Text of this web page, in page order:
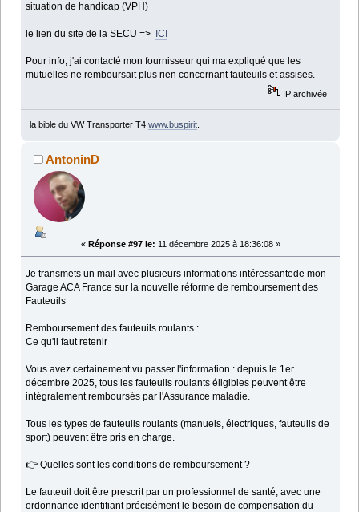
situation de handicap (VPH)
le lien du site de la SECU => ICI
Pour info, j'ai contacté mon fournisseur qui ma expliqué que les
mutuelles ne remboursait plus rien concernant fauteuils et assises.
IP archivée
la bible du VW Transporter T4 www.buspirit.
AntoninD
« Réponse #97 le: 11 décembre 2025 à 18:36:08 »
Je transmets un mail avec plusieurs informations intéressantede mon
Garage ACA France sur la nouvelle réforme de remboursement des
Fauteuils
Remboursement des fauteuils roulants :
Ce qu'il faut retenir
Vous avez certainement vu passer l'information : depuis le 1er
décembre 2025, tous les fauteuils roulants éligibles peuvent être
intégralement remboursés par l'Assurance maladie.
Tous les types de fauteuils roulants (manuels, électriques, fauteuils de
sport) peuvent être pris en charge.
👉 Quelles sont les conditions de remboursement ?
Le fauteuil doit être prescrit par un professionnel de santé, avec une
ordonnance identifiant précisément le besoin de compensation du